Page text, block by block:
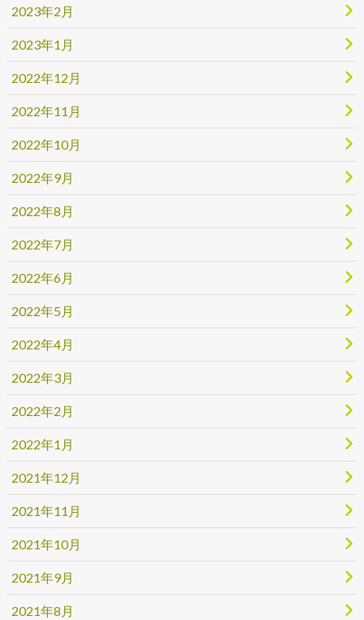
2023年2月
2023年1月
2022年12月
2022年11月
2022年10月
2022年9月
2022年8月
2022年7月
2022年6月
2022年5月
2022年4月
2022年3月
2022年2月
2022年1月
2021年12月
2021年11月
2021年10月
2021年9月
2021年8月